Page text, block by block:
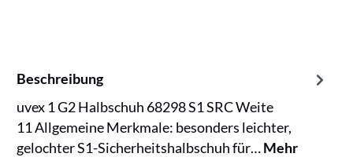
Beschreibung
uvex 1 G2 Halbschuh 68298 S1 SRC Weite
11 Allgemeine Merkmale: besonders leichter,
gelochter S1-Sicherheitshalbschuh für…Mehr